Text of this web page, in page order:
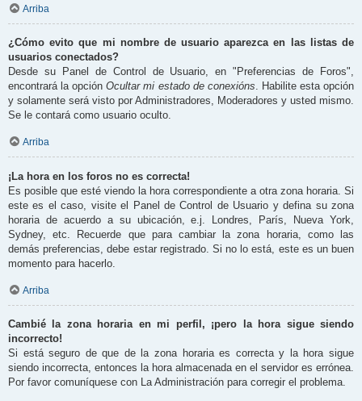
Arriba
¿Cómo evito que mi nombre de usuario aparezca en las listas de
usuarios conectados?
Desde su Panel de Control de Usuario, en "Preferencias de Foros",
encontrará la opciónOcultar mi estado de conexións . Habilite esta opción
y solamente será visto por Administradores, Moderadores y usted mismo.
Se le contará como usuario oculto.
Arriba
¡La hora en los foros no es correcta!
Es posible que esté viendo la hora correspondiente a otra zona horaria. Si
este es el caso, visite el Panel de Control de Usuario y defina su zona
horaria de acuerdo a su ubicación, e.j. Londres, París, Nueva York,
Sydney, etc. Recuerde que para cambiar la zona horaria, como las
demás preferencias, debe estar registrado. Si no lo está, este es un buen
momento para hacerlo.
Arriba
Cambié la zona horaria en mi perfil, ¡pero la hora sigue siendo
incorrecto!
Si está seguro de que de la zona horaria es correcta y la hora sigue
siendo incorrecta, entonces la hora almacenada en el servidor es errónea.
Por favor comuníquese con La Administración para corregir el problema.